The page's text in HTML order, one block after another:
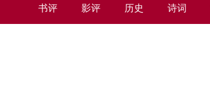
书评 影评 历史 诗词